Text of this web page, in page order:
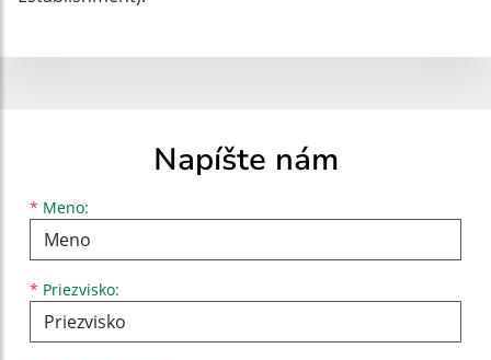
Napíšte nám
* Meno:
Meno
* Priezvisko:
Priezvisko
E-mailová adresa